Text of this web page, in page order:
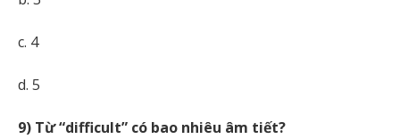
c. 4
d. 5
9) Từ “difficult” có bao nhiêu âm tiết?